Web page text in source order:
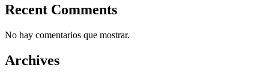
Recent Comments
No hay comentarios que mostrar.
Archives